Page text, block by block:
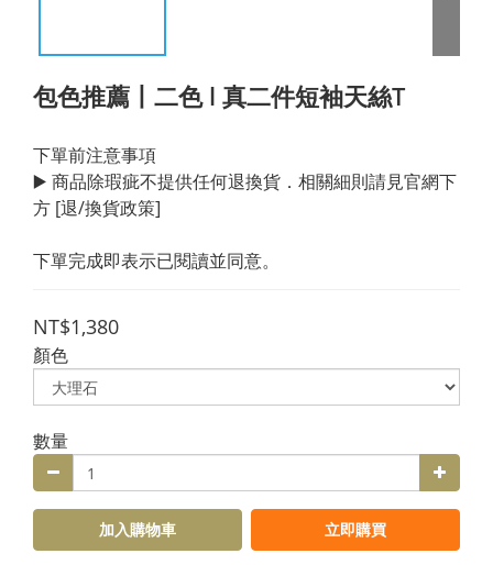
包色推薦丨二色 l 真二件短袖天絲T
下單前注意事項
▶️ 商品除瑕疵不提供任何退換貨．相關細則請見官網下
方 [退/換貨政策]
下單完成即表示已閱讀並同意。
NT$1,380
顏色
數量
加入購物車 立即購買